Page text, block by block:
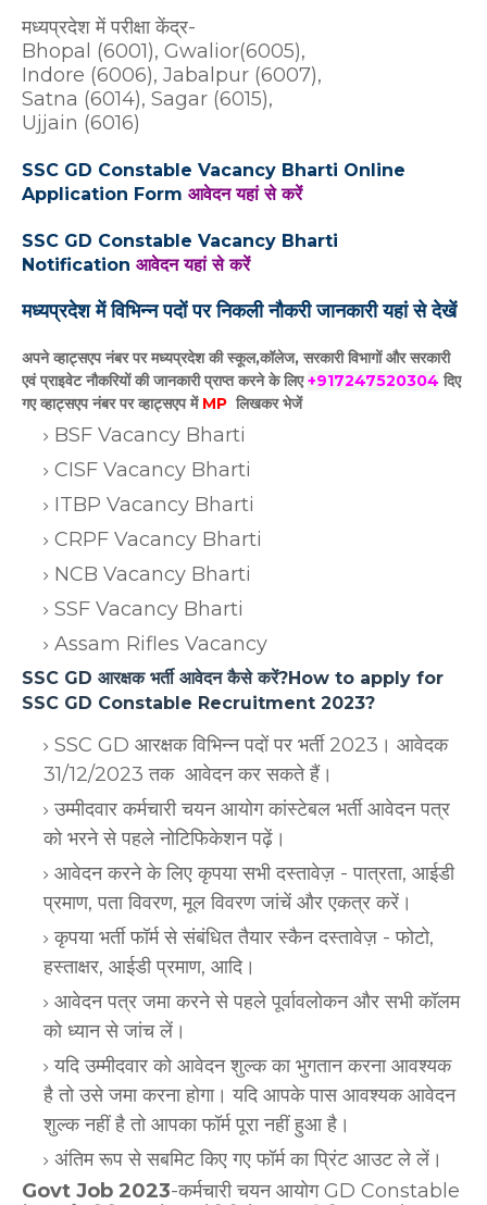
मध्यप्रदेश में परीक्षा केंद्र-
Bhopal (6001), Gwalior(6005),
Indore (6006), Jabalpur (6007),
Satna (6014), Sagar (6015),
Ujjain (6016)
SSC GD Constable Vacancy Bharti Online
Application Form आवेदन यहां से करें
SSC GD Constable Vacancy Bharti
Notification आवेदन यहां से करें
मध्यप्रदेश में विभिन्न पदों पर निकली नौकरी जानकारी यहां से देखें
अपने व्हाट्सएप नंबर पर मध्यप्रदेश की स्कूल,कॉलेज, सरकारी विभागों और सरकारी
एवं प्राइवेट नौकरियों की जानकारी प्राप्त करने के लिए+917247520304 दिए
गएव्हाट्सएपनंबर पर व्हाट्सएप में MP लिखकर भेजें
BSF Vacancy Bharti
CISF Vacancy Bharti
ITBP Vacancy Bharti
CRPF Vacancy Bharti
NCB Vacancy Bharti
SSF Vacancy Bharti
Assam Rifles Vacancy
SSC GD आरक्षक भर्ती आवेदन कैसे करें?How to apply for
SSC GD Constable Recruitment 2023?
SSC GD आरक्षक विभिन्न पदों पर भर्ती 2023। आवेदक
31/12/2023 तक आवेदन कर सकते हैं।
उम्मीदवार कर्मचारी चयन आयोग कांस्टेबल भर्ती आवेदन पत्र
को भरने से पहले नोटिफिकेशन पढ़ें।
आवेदन करने के लिए कृपया सभी दस्तावेज़ - पात्रता, आईडी
प्रमाण, पता विवरण, मूल विवरण जांचें और एकत्र करें।
कृपया भर्ती फॉर्म से संबंधित तैयार स्कैन दस्तावेज़ - फोटो,
हस्ताक्षर, आईडी प्रमाण, आदि।
आवेदन पत्र जमा करने से पहले पूर्वावलोकन और सभी कॉलम
को ध्यान से जांच लें।
यदि उम्मीदवार को आवेदन शुल्क का भुगतान करना आवश्यक
है तो उसे जमा करना होगा। यदि आपके पास आवश्यक आवेदन
शुल्क नहीं है तो आपका फॉर्म पूरा नहीं हुआ है।
अंतिम रूप से सबमिट किए गए फॉर्म का प्रिंट आउट ले लें।
Govt Job 2023-कर्मचारी चयन आयोग GD Constable